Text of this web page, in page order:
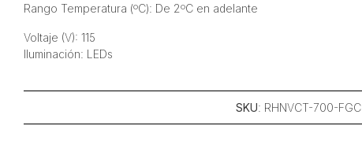
Rango Temperatura (ºC): De 2ºC en adelante
Voltaje (V): 115
Iluminación: LEDs
SKU: RHNVCT-700-FGC